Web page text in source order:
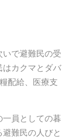
で避難民の受
はカクマとダバ
配給、医療支
員としての暮
難民の人びと